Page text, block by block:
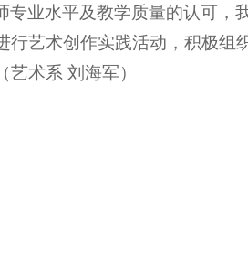
专业水平及教学质量的认可
行艺术创作实践活动，积极组
术系 刘海军）